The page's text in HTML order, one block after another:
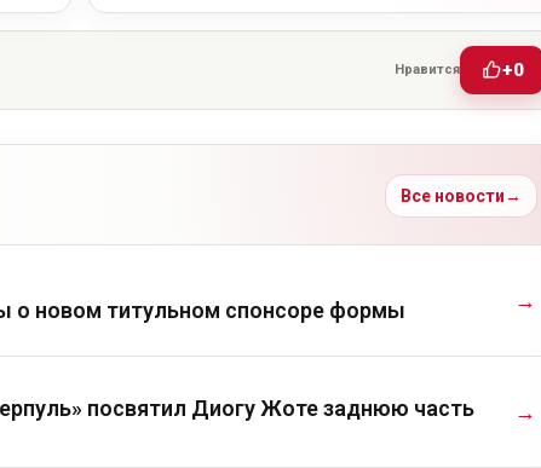
Нравится +0
Все новости→
о новом титульном спонсоре формы →
посвятил Диогу Жоте заднюю часть
→